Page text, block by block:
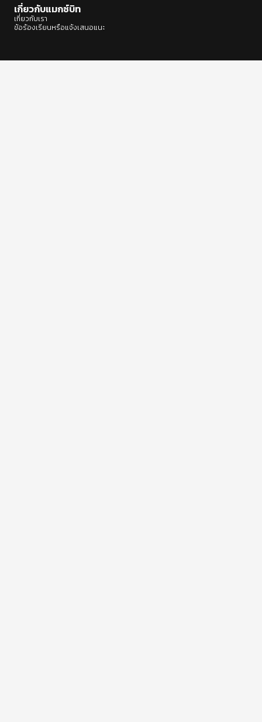
เกี่ยวกับแมกซ์บิท
เกี่ยวกับเรา
ข้อร้องเรียนหรือแจ้งเสนอแนะ